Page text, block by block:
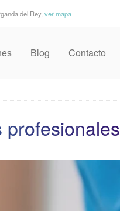
del Rey, ver mapa
Blog Contacto